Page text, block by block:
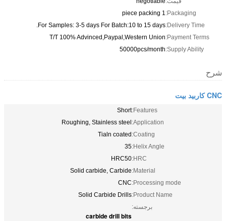
Packaging:
1 piece packing
Delivery Time:
For Samples: 3-5 days For Batch:10 to 15 days.
Payment Terms:
T/T 100% Advinced,Paypal,Western Union
Supply Ability:
50000pcs/month
شرح
CNC کاربید بیت
Features:
Short
Application:
Roughing, Stainless steel
Coating:
Tialn coated
Helix Angle:
35
HRC:
HRC50
Material:
Solid carbide, Carbide
Processing mode:
CNC
Product Name:
Solid Carbide Drills
برجسته:
carbide drill bits